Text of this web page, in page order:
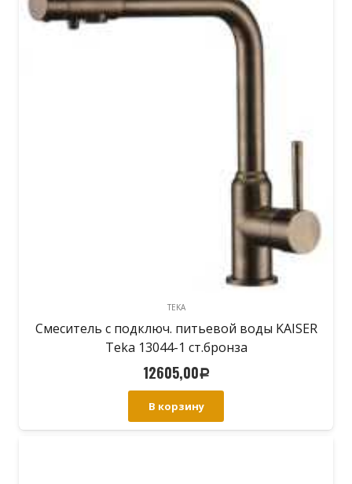
TEKA
Смеситель с подключ. питьевой воды KAISER
Teka 13044-1 ст.бронза
12605,00Р
В корзину